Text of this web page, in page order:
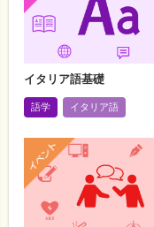
イタリア語基礎
語学 イタリア語